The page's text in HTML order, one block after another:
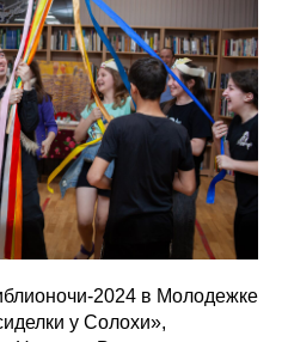
2024 в Молодежке
у Солохи»,